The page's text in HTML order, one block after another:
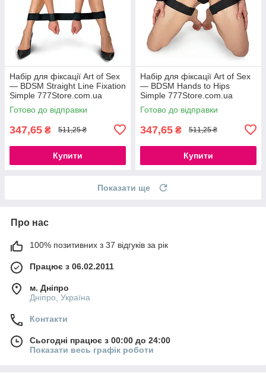
Набір для фіксації Art of Sex
— BDSM Straight Line Fixation
Simple 777Store.com.ua
Готово до відправки
347,65 ₴ 511,25 ₴
Купити
Набір для фіксації Art of Sex
— BDSM Нands to Hips
Simple 777Store.com.ua
Готово до відправки
347,65 ₴ 511,25 ₴
Купити
Показати ще
Про нас
100% позитивних з 37 відгуків за рік
Працює з 06.02.2011
м. Дніпро
Дніпро, Україна
Контакти
Сьогодні працює з 00:00 до 24:00
Показати весь графік роботи